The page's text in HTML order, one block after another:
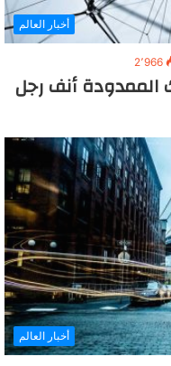
أخبار العالم
2٬966
أنف رجل
أخبار العالم